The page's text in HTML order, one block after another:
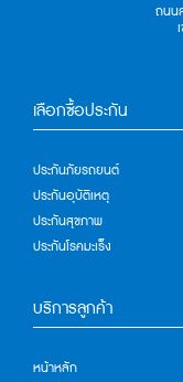
ถนน
เลือกซื้อประกัน
ประกันภัยรถยนต์
ประกันอุบัติเหตุ
ประกันสุขภาพ
ประกันโรคมะเร็ง
บริการลูกค้า
หน้าหลัก